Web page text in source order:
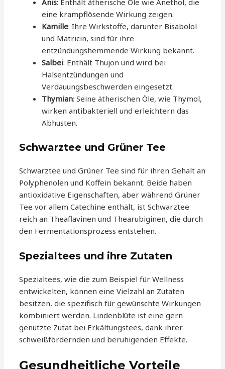
Anis: Enthält ätherische Öle wie Anethol, die
eine krampflösende Wirkung zeigen.
Kamille: Ihre Wirkstoffe, darunter Bisabolol
und Matricin, sind für ihre
entzündungshemmende Wirkung bekannt.
Salbei: Enthält Thujon und wird bei
Halsentzündungen und
Verdauungsbeschwerden eingesetzt.
Thymian: Seine ätherischen Öle, wie Thymol,
wirken antibakteriell und erleichtern das
Abhusten.
Schwarztee und Grüner Tee
Schwarztee und Grüner Tee sind für ihren Gehalt an
Polyphenolen und Koffein bekannt. Beide haben
antioxidative Eigenschaften, aber während Grüner
Tee vor allem Catechine enthält, ist Schwarztee
reich an Theaflavinen und Thearubiginen, die durch
den Fermentationsprozess entstehen.
Spezialtees und ihre Zutaten
Spezialtees, wie die zum Beispiel für Wellness
entwickelten, können eine Vielzahl an Zutaten
besitzen, die spezifisch für gewünschte Wirkungen
kombiniert werden. Lindenblüte ist eine gern
genutzte Zutat bei Erkältungstees, dank ihrer
schweißfördernden und beruhigenden Effekte.
Gesundheitliche Vorteile